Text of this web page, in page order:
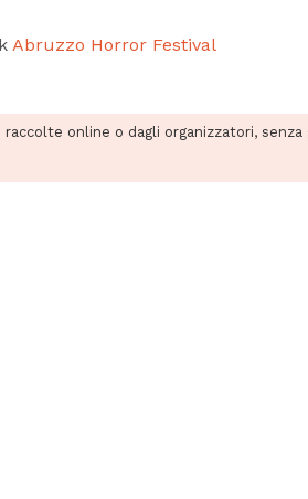
Abruzzo Horror Festival
online o dagli organizzatori,